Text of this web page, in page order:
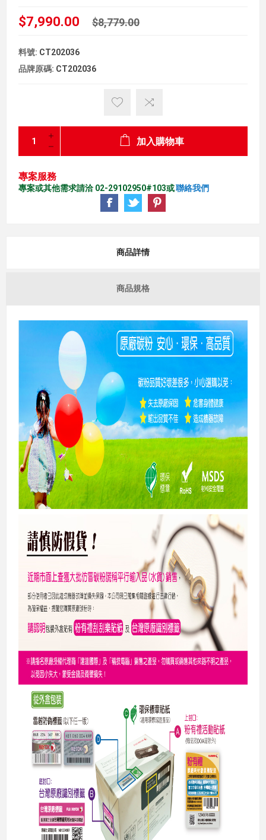
$7,990.00 $8,779.00
料號: CT202036
品牌原碼: CT202036
加入購物車
專案服務
專案或其他需求請洽 02-29102950#103或聯絡我們
商品詳情
商品規格